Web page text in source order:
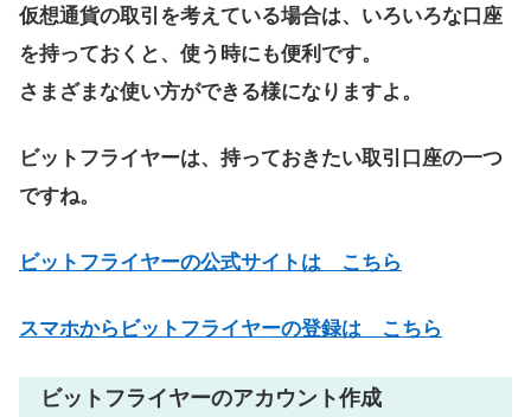
仮想通貨の取引を考えている場合は、いろいろな口座
を持っておくと、使う時にも便利です。
さまざまな使い方ができる様になりますよ。
ビットフライヤーは、持っておきたい取引口座の一つ
ですね。
ビットフライヤーの公式サイトは こちら
スマホからビットフライヤーの登録は こちら
ビットフライヤーのアカウント作成